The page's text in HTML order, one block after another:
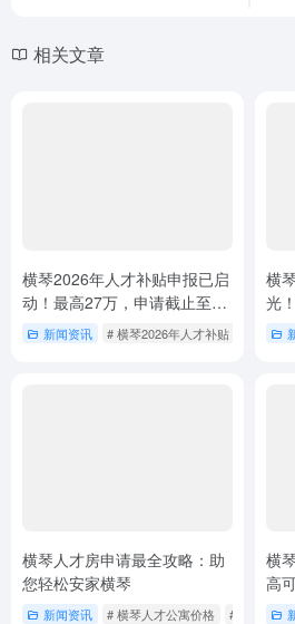
相关文章
横琴2026年人才补贴申报已启
动！最高27万，申请截止至3
月6日，速看攻略
新闻资讯 # 横琴2026年人才补贴 # 横琴
横
光
标
横琴人才房申请最全攻略：助
您轻松安家横琴
新闻资讯 # 横琴人才公寓价格 # 横琴人才
横
高